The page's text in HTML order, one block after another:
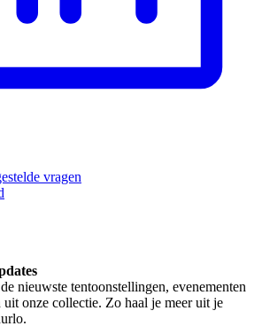
vragen
nieuwste tentoonstellingen, evenementen
uit onze collectie. Zo haal je meer uit je